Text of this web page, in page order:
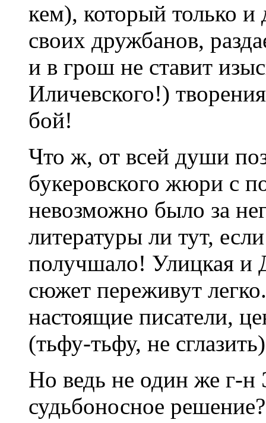
кем), который только и
своих дружбанов,
и в грош не ставит
Иличевского!)
бой!
Что ж, от всей души
букеровского жюри с
невозможно было за
литературы ли тут,
получшало! Улицкая и
сюжет переживут
настоящие писатели,
(тьфу-тьфу, не
Но ведь не один же г-
судьбоносное